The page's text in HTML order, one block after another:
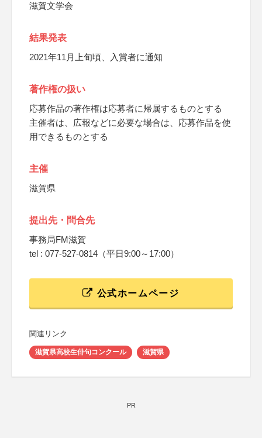
滋賀文学会
結果発表
2021年11月上旬頃、入賞者に通知
著作権の扱い
応募作品の著作権は応募者に帰属するものとする
主催者は、広報などに必要な場合は、応募作品を使
用できるものとする
主催
滋賀県
提出先・問合先
事務局FM滋賀
tel : 077-527-0814（平日9:00～17:00）
公式ホームページ
関連リンク
滋賀県高校生俳句コンクール 滋賀県
PR